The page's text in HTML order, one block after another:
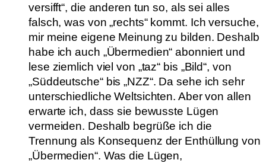
versifft“, die anderen tun so, als sei alles
falsch, was von „rechts“ kommt. Ich versuche,
mir meine eigene Meinung zu bilden. Deshalb
habe ich auch „Übermedien“ abonniert und
lese ziemlich viel von „taz“ bis „Bild“, von
„Süddeutsche“ bis „NZZ“. Da sehe ich sehr
unterschiedliche Weltsichten. Aber von allen
erwarte ich, dass sie bewusste Lügen
vermeiden. Deshalb begrüße ich die
Trennung als Konsequenz der Enthüllung von
„Übermedien“. Was die Lügen,